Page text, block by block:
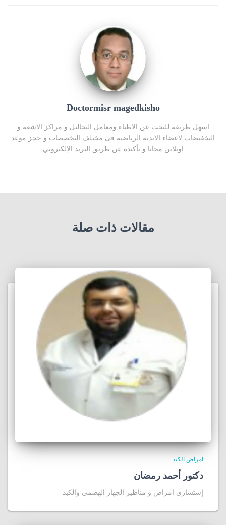
Doctormisr magedkisho
اسهل طريقة للبحث عن الاطباء ومعامل التحاليل و مراكز الاشعة و
التخفيضات لاعضاء الاندية الرياضية فى مختلف التخصصات و حجز موعد
اونلاين مجانا و تأكيدة عن طريق البريد الإلكتروني
مقالات ذات صلة
امراض الكبد
دكتور أحمد رمضان
إستشاري امراض و مناظير الجهاز الهضمي والكبد